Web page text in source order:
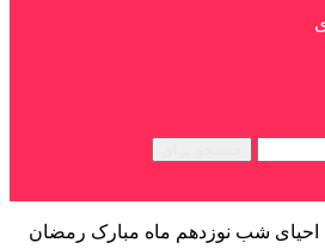
احیای شب نوزدهم ماه مبارک رمضان